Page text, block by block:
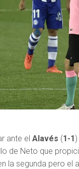
ante elAlavés (1-1)
de Neto que
la segunda pero el